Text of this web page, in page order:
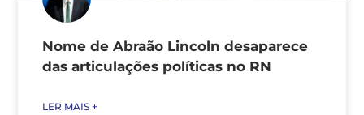
Nome de Abraão Lincoln desaparece
das articulações políticas no RN
LER MAIS +